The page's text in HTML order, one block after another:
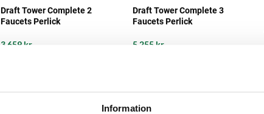
Information
Draft Tower Complete 2
Faucets Perlick
3 659 kr
Draft Tower Complete 3
Faucets Perlick
5 255 kr